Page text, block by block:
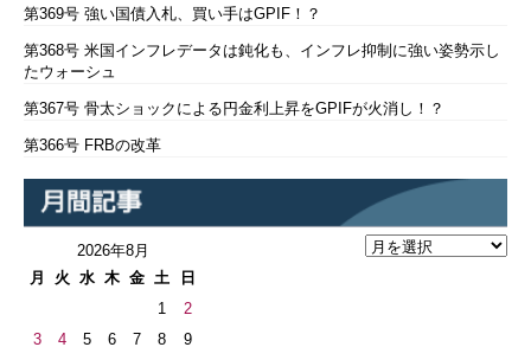
第369号 強い国債入札、買い手はGPIF！？
第368号 米国インフレデータは鈍化も、インフレ抑制に強い姿勢示し
たウォーシュ
第367号 骨太ショックによる円金利上昇をGPIFが火消し！？
第366号 FRBの改革
2026年8月
月
火 水 木 金 土 日
1
2
3
4 5 6 7 8
9